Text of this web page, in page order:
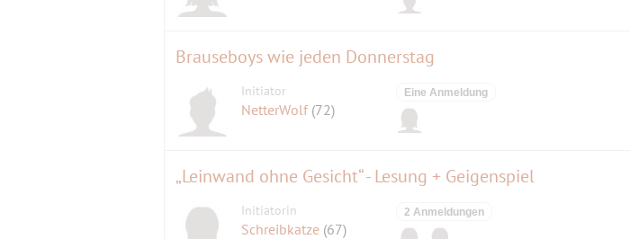
Brauseboys wie jeden Donnerstag
Initiator
NetterWolf (72)
Eine Anmeldung
„Leinwand ohne Gesicht“ - Lesung + Geigenspiel
Initiatorin
Schreibkatze (67)
2 Anmeldungen